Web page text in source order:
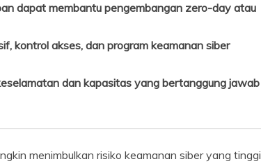
dapat membantu pengembangan zero-day atau
kontrol akses, dan program keamanan siber
dan kapasitas yang bertanggung jawab
menimbulkan risiko keamanan siber yang tinggi